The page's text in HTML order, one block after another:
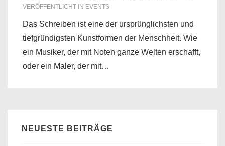
VERÖFFENTLICHT IN EVENTS
Das Schreiben ist eine der ursprünglichsten und
tiefgründigsten Kunstformen der Menschheit. Wie
ein Musiker, der mit Noten ganze Welten erschafft,
oder ein Maler, der mit…
NEUESTE BEITRÄGE